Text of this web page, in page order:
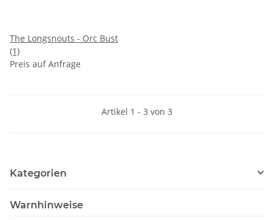
The Longsnouts - Orc Bust
(1)
Preis auf Anfrage
Artikel 1 - 3 von 3
Kategorien
Warnhinweise